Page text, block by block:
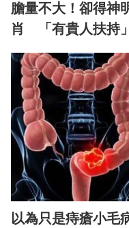
膽量不大！卻得神
肖 「有貴人扶持
以為只是痔瘡小毛